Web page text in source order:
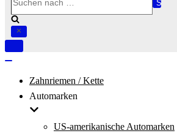
nach …
Navigation
Zahnriemen / Kette
Automarken
US-amerikanische Automarken